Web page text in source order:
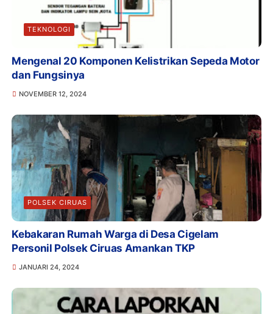
TEKNOLOGI
Mengenal 20 Komponen Kelistrikan Sepeda Motor
dan Fungsinya
NOVEMBER 12, 2024
POLSEK CIRUAS
Kebakaran Rumah Warga di Desa Cigelam
Personil Polsek Ciruas Amankan TKP
JANUARI 24, 2024